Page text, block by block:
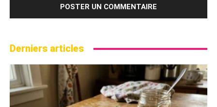
Derniers articles